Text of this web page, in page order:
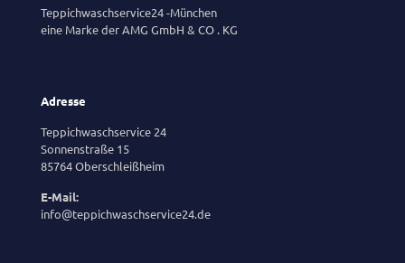
Teppichwaschservice24 -München
eine Marke der AMG GmbH & CO . KG
Adresse
Teppichwaschservice 24
Sonnenstraße 15
85764 Oberschleißheim
E-Mail:
info@teppichwaschservice24.de